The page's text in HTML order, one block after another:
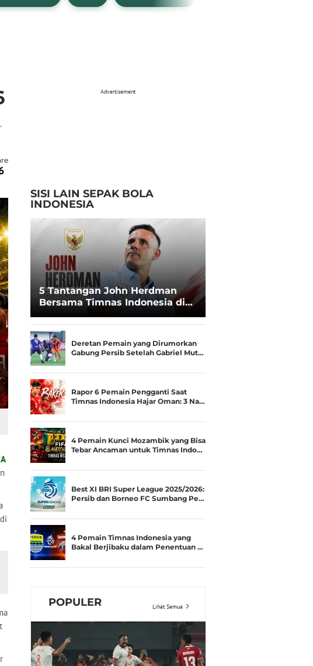
Advertisement
SISI LAIN SEPAK BOLA
INDONESIA
5 Tantangan John Herdman
Bersama Timnas Indonesia di
Spesialis Runner-up Menjadi
Juara
Deretan Pemain yang Dirumorkan
Gabung Persib Setelah Gabriel Mut…
Rapor 6 Pemain Pengganti Saat
Timnas Indonesia Hajar Oman: 3 Na…
4 Pemain Kunci Mozambik yang Bisa
Tebar Ancaman untuk Timnas Indo…
Best XI BRI Super League 2025/2026:
Persib dan Borneo FC Sumbang Pe…
4 Pemain Timnas Indonesia yang
Bakal Berjibaku dalam Penentuan …
POPULER Lihat Semua